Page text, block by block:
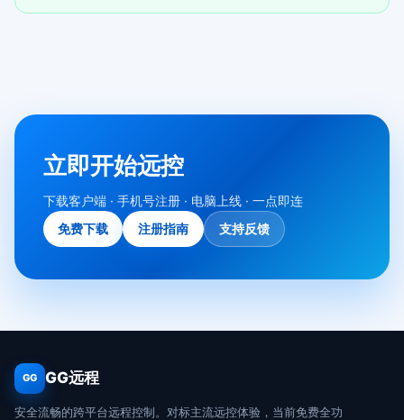
立即开始远控
下载客户端 · 手机号注册 · 电脑上线 · 一点即连
免费下载
注册指南 支持反馈
GG GG远程
安全流畅的跨平台远程控制。对标主流远控体验，当前免费全功